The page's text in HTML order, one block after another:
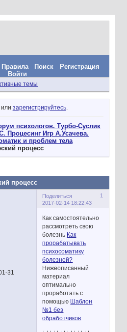
Правила Поиск
Регистрация
Войти
темы
или зарегистрируйтесь.
психологов. Турбо-Суслик
Процесинг Игр А.Усачева.
и проблем тела
процесс
процесс
Поделиться
1
2017-02-14 18:22:43
31
Как самостоятельно
рассмотреть свою
болезнь Как
прорабатывать
психосоматику
болезней?
Нижеописанный
материал
оптимально
проработать с
помощью Шаблон
№1 без
обработчиков